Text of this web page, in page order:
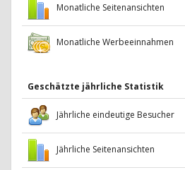
Monatliche Seitenansichten
Monatliche Werbeeinnahmen
Geschätzte jährliche Statistik
Jährliche eindeutige Besucher
Jährliche Seitenansichten